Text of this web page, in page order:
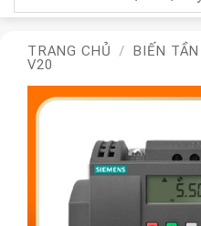
kiếm:
TRANG CHỦ / BIẾN
V20